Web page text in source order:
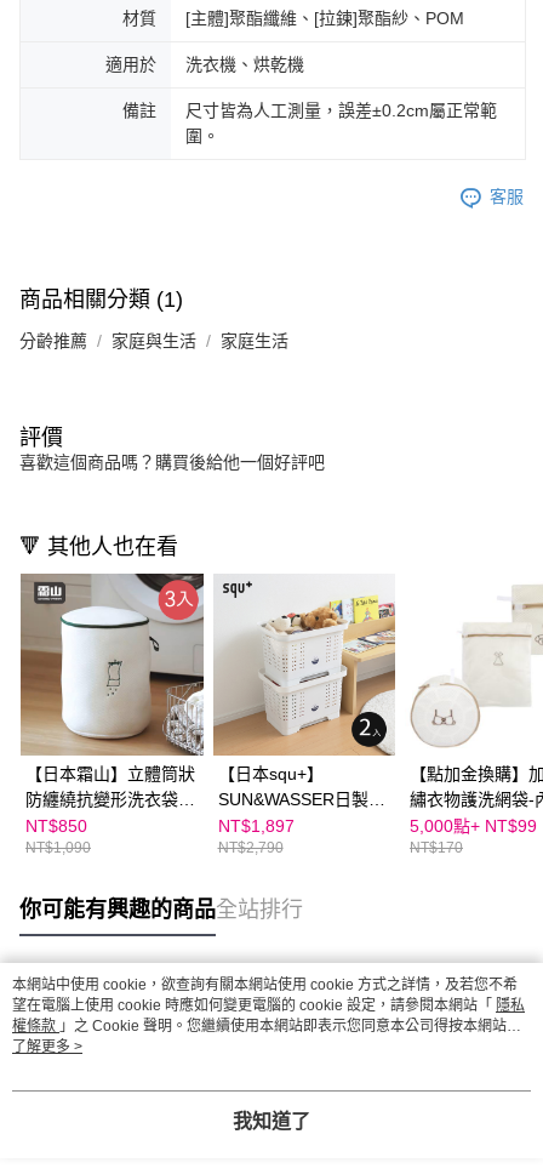
材質 [主體]聚酯纖維、[拉鍊]聚酯紗、POM
適用於 洗衣機、烘乾機
備註
尺寸皆為人工測量，誤差±0.2cm屬正常範
圍。
客服
商品相關分類 (1)
分齡推薦 家庭與生活 家庭生活
評價
喜歡這個商品嗎？購買後給他一個好評吧
🔻 其他人也在看
【日本霜山】立體筒狀
防纏繞抗變形洗衣袋/
護洗袋-3入
NT$850
NT$1,090
【日本squ+】
SUN&WASSER日製可
層疊置物洗衣籃-2入
NT$1,897
NT$2,790
【點加金換購】
繡衣物護洗網袋-
+襪子+裙子護洗
5,000點+ NT$99
NT$170
你可能有興趣的商品全站排行
熱門標籤
本網站中使用 cookie，欲查詢有關本網站使用 cookie 方式之詳情，及若您不希
望在電腦上使用 cookie 時應如何變更電腦的 cookie 設定，請參閱本網站「 隱私
權條款 」之 Cookie 聲明。您繼續使用本網站即表示您同意本公司得按本網站使
用條款之 Cookie 聲明使用 cookie。
了解更多 >
我知道了